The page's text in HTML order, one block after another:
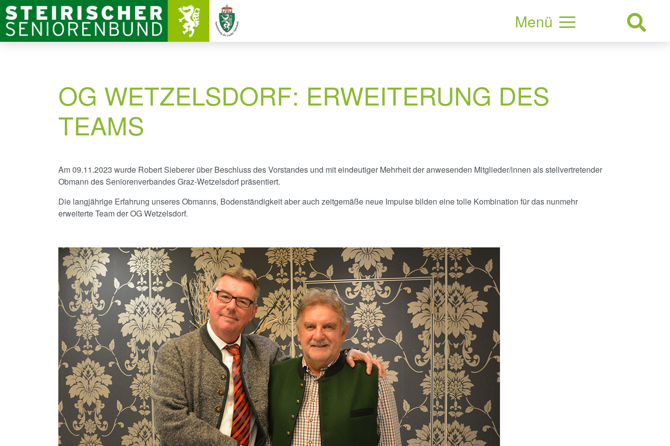
Menü
OG WETZELSDORF: ERWEITERUNG DES
TEAMS
Am 09.11.2023 wurde Robert Sieberer über Beschluss des Vorstandes und mit eindeutiger Mehrheit der anwesenden Mitglieder/innen als stellvertretender
Obmann des Seniorenverbandes Graz-Wetzelsdorf präsentiert.
Die langjährige Erfahrung unseres Obmanns, Bodenständigkeit aber auch zeitgemäße neue Impulse bilden eine tolle Kombination für das nunmehr
erweiterte Team der OG Wetzelsdorf.